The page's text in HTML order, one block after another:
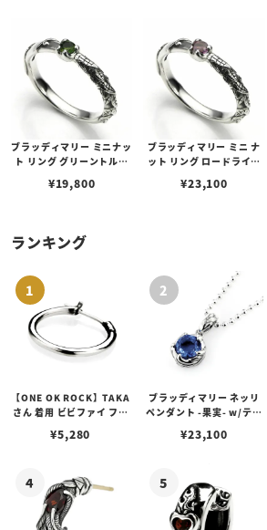
ブラッディマリー ミニナッ
ト リング グリーントルマ
¥19,800
ブラッディマリー ミニ ナ
ット リング ロードライト
¥23,100
ランキング
【ONE OK ROCK】TAKA
さん 着用 ビビファイ フー
¥5,280
ブラッディマリー ネッリ
ペンダント -果実- w/ティ
¥23,100